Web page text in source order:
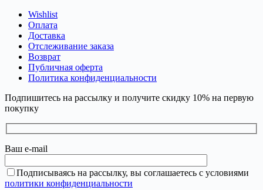
Wishlist
Оплата
Доставка
Отслеживание заказа
Возврат
Публичная оферта
Политика конфиденциальности
Подпишитесь на рассылку и получите скидку 10% на первую
покупку
Ваш e-mail
Подписываясь на рассылку, вы соглашаетесь с условиями
политики конфиденциальности